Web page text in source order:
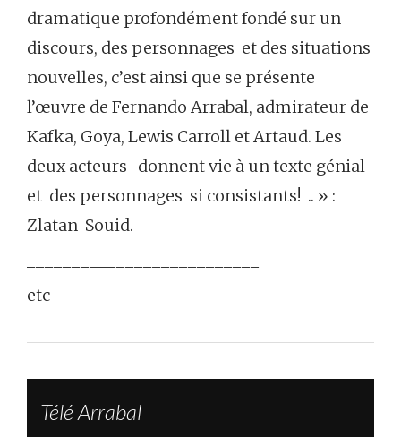
dramatique profondément fondé sur un
discours, des personnages et des situations
nouvelles, c’est ainsi que se présente
l’œuvre de Fernando Arrabal, admirateur de
Kafka, Goya, Lewis Carroll et Artaud. Les
deux acteurs donnent vie à un texte génial
et des personnages si consistants! .. » :
Zlatan Souid.
etc
Télé Arrabal